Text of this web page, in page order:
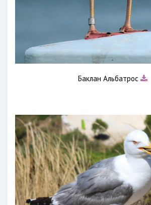
Баклан Альбатрос